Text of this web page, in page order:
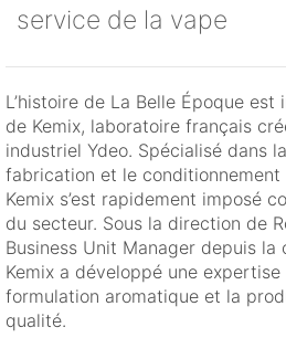
service de la vape
L’histoire de La Belle Époque
de Kemix, laboratoire français
industriel Ydeo. Spécialisé dans
fabrication et le conditionnement
Kemix s’est rapidement imposé
du secteur. Sous la direction de
Business Unit Manager depuis la
Kemix a développé une
formulation aromatique et la
qualité.